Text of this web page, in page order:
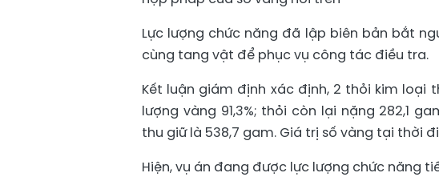
Lực lượng chức năng đã lập biên bản bắt
cùng tang vật để phục vụ công tác điều tra.
Kết luận giám định xác định, 2 thỏi kim loại
lượng vàng 91,3%; thỏi còn lại nặng 282,1
thu giữ là 538,7 gam. Giá trị số vàng tại thời
Hiện, vụ án đang được lực lượng chức năng